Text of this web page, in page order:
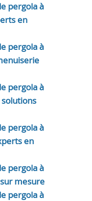
pergola à
en
pergola à
pergola à
pergola à
en
pergola à
mesure
pergola à